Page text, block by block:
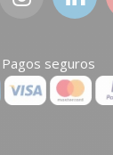
Pagos seguros